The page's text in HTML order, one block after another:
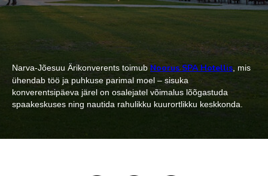
Narva-Jõesuu Ärikonverents toimub Noorus SPA Hotellis , mis
ühendab töö ja puhkuse parimal moel – sisuka
konverentsipäeva järel on osalejatel võimalus lõõgastuda
spaakeskuses ning nautida rahulikku kuurortlikku keskkonda.